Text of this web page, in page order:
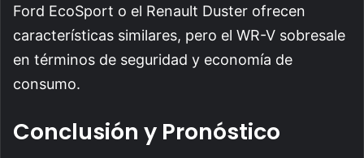
Ford EcoSport o el Renault Duster ofrecen
características similares, pero el WR-V sobresale
en términos de seguridad y economía de
consumo.
Conclusión y Pronóstico